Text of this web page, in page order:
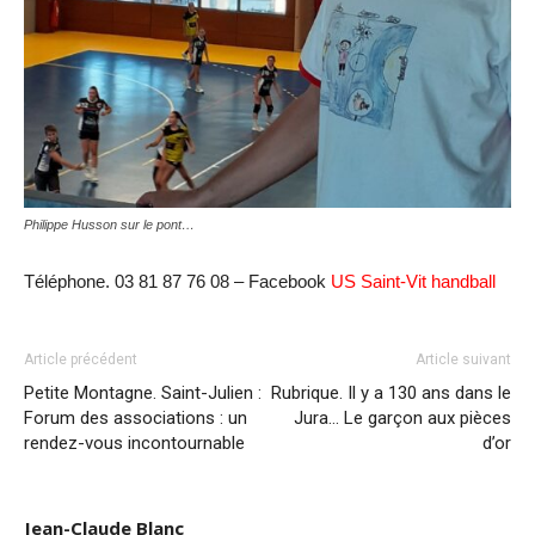
Philippe Husson sur le pont…
Téléphone. 03 81 87 76 08 – Facebook US Saint-Vit handball
Article précédent
Petite Montagne. Saint-Julien :
Forum des associations : un
rendez-vous incontournable
Article suivant
Rubrique. Il y a 130 ans dans le
Jura… Le garçon aux pièces
d’or
Jean-Claude Blanc